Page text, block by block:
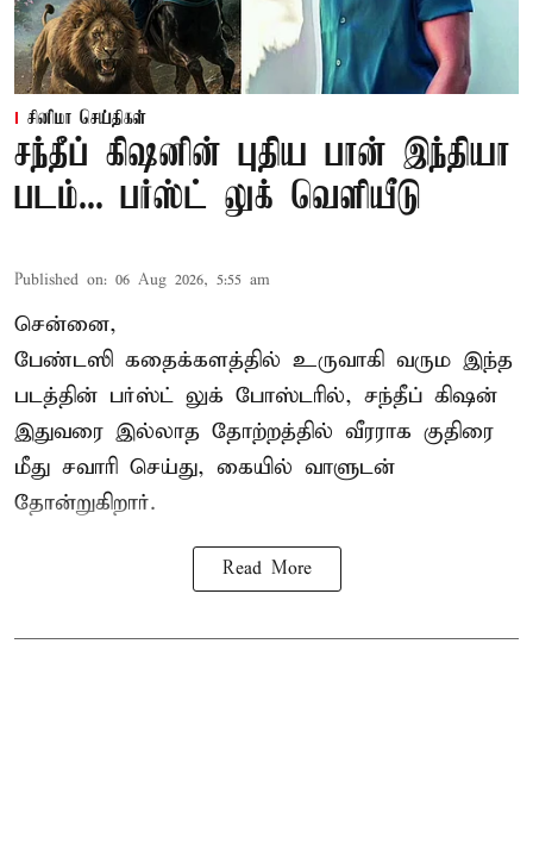
சினிமா செய்திகள்
சந்தீப் கிஷனின் புதிய பான் இந்தியா
படம்... பர்ஸ்ட் லுக் வெளியீடு
Published on: 06 Aug 2026, 5:55 am
சென்னை,
பேண்டஸி கதைக்களத்தில் உருவாகி வரும இந்த
படத்தின் பர்ஸ்ட் லுக் போஸ்டரில், சந்தீப் கிஷன்
இதுவரை இல்லாத தோற்றத்தில் வீரராக குதிரை
மீது சவாரி செய்து, கையில் வாளுடன்
தோன்றுகிறார்.
Read More